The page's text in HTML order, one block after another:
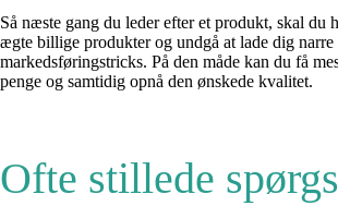
Så næste gang du leder efter et produkt, skal du
ægte billige produkter og undgå at lade dig narre
markedsføringstricks. På den måde kan du få
penge og samtidig opnå den ønskede kvalitet.
Ofte stillede